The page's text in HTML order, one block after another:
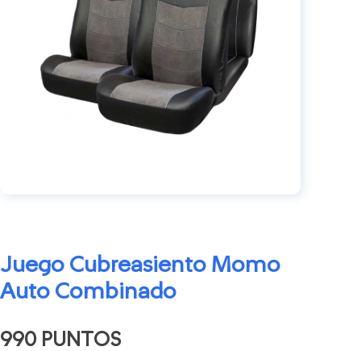
Juego Cubreasiento Momo
Auto Combinado
990 PUNTOS